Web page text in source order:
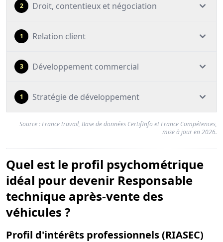
2 Droit, contentieux et négociation
1 Relation client
3 Développement commercial
1 Stratégie de développement
Source : France travail, Base de données CertifInfo et France Compétences,
mise à jour en 2026.
Quel est le profil psychométrique
idéal pour devenir Responsable
technique après-vente des
véhicules ?
Profil d'intérêts professionnels (RIASEC)